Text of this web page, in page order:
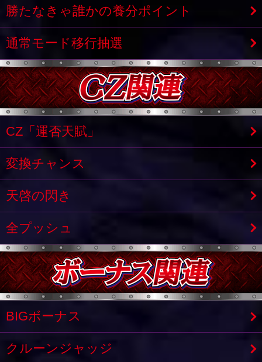
勝たなきゃ誰かの養分ポイント
通常モード移行抽選
CZ「運否天賦」
変換チャンス
天啓の閃き
全プッシュ
BIGボーナス
クルーンジャッジ